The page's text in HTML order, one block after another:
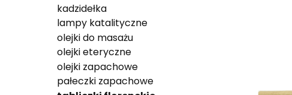
kadzidełka
lampy katalityczne
olejki do masażu
olejki eteryczne
olejki zapachowe
pałeczki zapachowe
Umiejscowione